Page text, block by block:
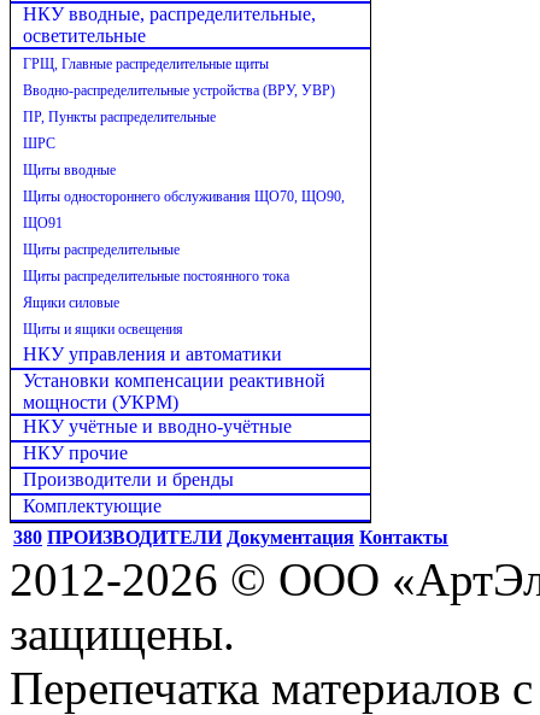
НКУ вводные, распределительные,
осветительные
ГРЩ, Главные распределительные щиты
Вводно-распределительные устройства (ВРУ, УВР)
ПР, Пункты распределительные
ШРС
Щиты вводные
Щиты одностороннего обслуживания ЩО70, ЩО90,
ЩО91
Щиты распределительные
Щиты распределительные постоянного тока
Ящики силовые
Щиты и ящики освещения
НКУ управления и автоматики
Установки компенсации реактивной
мощности (УКРМ)
НКУ учётные и вводно-учётные
НКУ прочие
Производители и бренды
Комплектующие
380 ПРОИЗВОДИТЕЛИ Документация Контакты
2012-2026 © ООО
защищены.
Перепечатка материалов